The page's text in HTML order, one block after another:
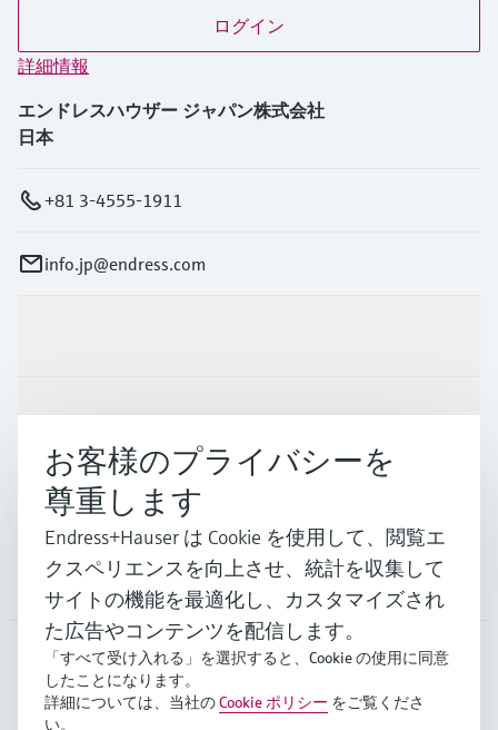
ログイン
詳細情報
エンドレスハウザー ジャパン株式会社
日本
+81 3-4555-1911
info.jp@endress.com
インダストリー
サポート
会社情報
JPN •日本語
お客様のプライバシーを
尊重します
Endress+Hauser は Cookie を使用して、閲覧エ
クスペリエンスを向上させ、統計を収集して
サイトの機能を最適化し、カスタマイズされ
た広告やコンテンツを配信します。
「すべて受け入れる」を選択すると、Cookie の使用に同意
したことになります。
詳細については、当社のCookie ポリシー をご覧くださ
い。